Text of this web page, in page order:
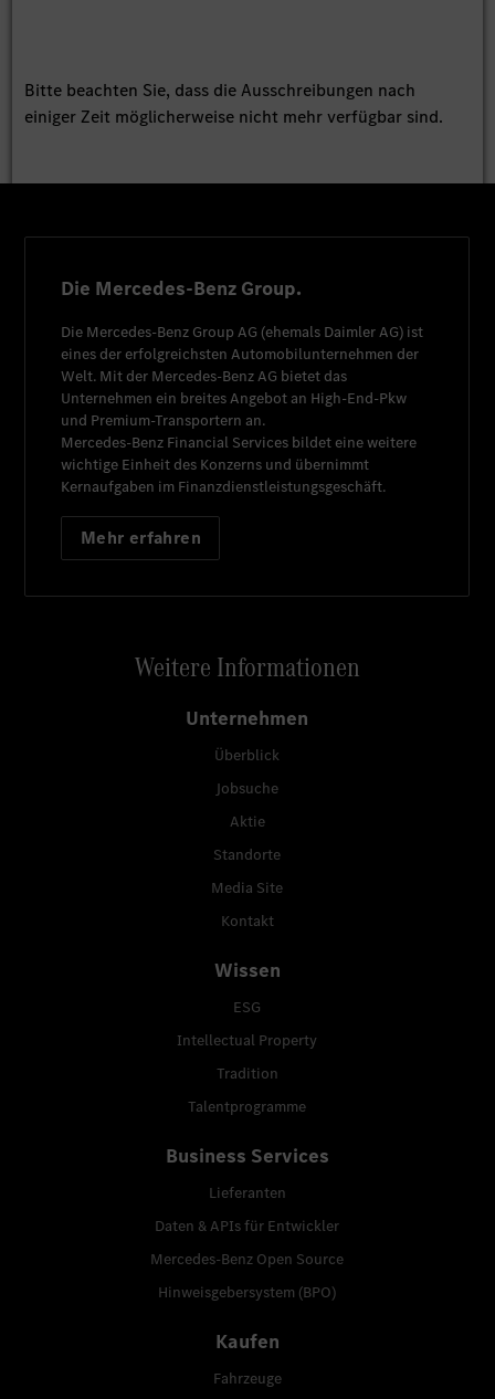
Bitte beachten Sie, dass die Ausschreibungen nach
einiger Zeit möglicherweise nicht mehr verfügbar sind.
Die Mercedes-Benz Group.
Die Mercedes-Benz Group AG (ehemals Daimler AG) ist
eines der erfolgreichsten Automobilunternehmen der
Welt. Mit der Mercedes-Benz AG bietet das
Unternehmen ein breites Angebot an High-End-Pkw
und Premium-Transportern an.
Mercedes-Benz Financial Services bildet eine weitere
wichtige Einheit des Konzerns und übernimmt
Kernaufgaben im Finanzdienstleistungsgeschäft.
Mehr erfahren
Weitere Informationen
Unternehmen
Überblick
Jobsuche
Aktie
Standorte
Media Site
Kontakt
Wissen
ESG
Intellectual Property
Tradition
Talentprogramme
Business Services
Lieferanten
Daten & APIs für Entwickler
Mercedes-Benz Open Source
Hinweisgebersystem (BPO)
Kaufen
Fahrzeuge